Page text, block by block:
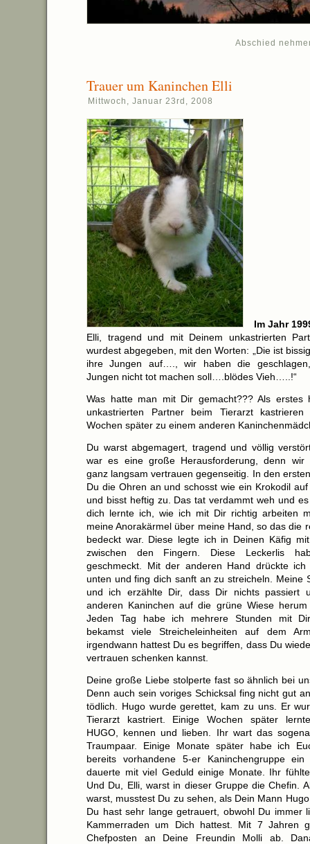
Abschied
Trauer um Kaninchen Elli
Mittwoch, Januar 23rd, 2008
Im Jahr
Elli, tragend und mit Deinem unkastrierten
wurdest abgegeben, mit den Worten: „Die ist
ihre Jungen auf…., wir haben die
Jungen nicht tot machen soll….blödes Vieh…..!“
Was hatte man mit Dir gemacht??? Als erstes
unkastrierten Partner beim Tierarzt
Wochen später zu einem anderen
Du warst abgemagert, tragend und völlig
war es eine große Herausforderung, denn wir
ganz langsam vertrauen gegenseitig. In den
Du die Ohren an und schosst wie ein Krokodil
und bisst heftig zu. Das tat verdammt weh und
dich lernte ich, wie ich mit Dir richtig arbeiten
meine Anorakärmel über meine Hand, so das die
bedeckt war. Diese legte ich in Deinen Käfig
zwischen den Fingern. Diese Leckerlis
geschmeckt. Mit der anderen Hand drückte
unten und fing dich sanft an zu streicheln. Meine
und ich erzählte Dir, dass Dir nichts passiert
anderen Kaninchen auf die grüne Wiese
Jeden Tag habe ich mehrere Stunden mit
bekamst viele Streicheleinheiten auf dem
irgendwann hattest Du es begriffen, dass Du
vertrauen schenken kannst.
Deine große Liebe stolperte fast so ähnlich bei
Denn auch sein voriges Schicksal fing nicht gut
tödlich. Hugo wurde gerettet, kam zu uns. Er
Tierarzt kastriert. Einige Wochen später
HUGO, kennen und lieben. Ihr wart das
Traumpaar. Einige Monate später habe ich
bereits vorhandene 5-er Kaninchengruppe ein
dauerte mit viel Geduld einige Monate. Ihr
Und Du, Elli, warst in dieser Gruppe die Chefin.
warst, musstest Du zu sehen, als Dein Mann
Du hast sehr lange getrauert, obwohl Du immer
Kammerraden um Dich hattest. Mit 7 Jahren
Chefposten an Deine Freundin Molli ab.